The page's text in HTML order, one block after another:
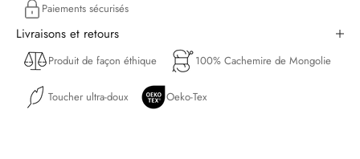
Paiements sécurisés
Livraisons et retours
Produit de façon éthique 100% Cachemire de Mongolie
Toucher ultra-doux Oeko-Tex